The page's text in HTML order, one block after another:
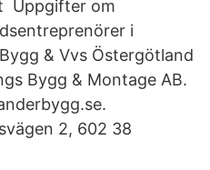
Uppgifter om
i
& Vvs Östergötland
Bygg & Montage AB.
2, 602 38